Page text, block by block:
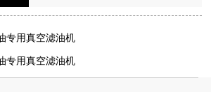
专用真空滤油机
专用真空滤油机